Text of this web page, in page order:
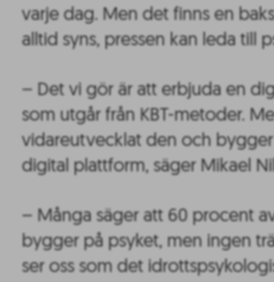
varje dag. Men det finns en
alltid syns, pressen kan leda till
– Det vi gör är att erbjuda en
som utgår från KBT-metoder.
vidareutvecklat den och
digital plattform, säger Mikael
– Många säger att 60 procent
bygger på psyket, men ingen
ser oss som det